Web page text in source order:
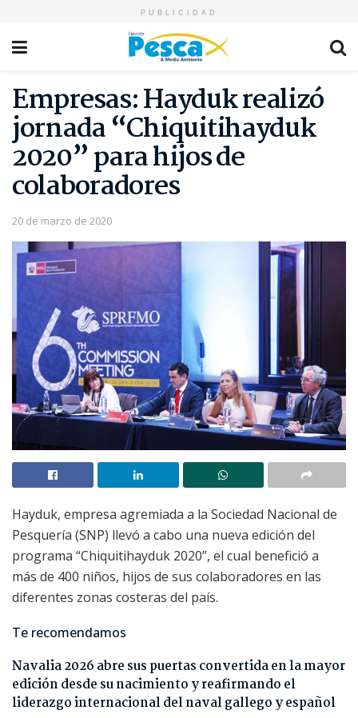
PUBLICIDAD
Empresas: Hayduk realizó
jornada “Chiquitihayduk
2020” para hijos de
colaboradores
20 de marzo de 2020
Hayduk, empresa agremiada a la Sociedad Nacional de
Pesquería (SNP) llevó a cabo una nueva edición del
programa “Chiquitihayduk 2020”, el cual benefició a
más de 400 niños, hijos de sus colaboradores en las
diferentes zonas costeras del país.
Te recomendamos
Navalia 2026 abre sus puertas convertida en la mayor
edición desde su nacimiento y reafirmando el
liderazgo internacional del naval gallego y español